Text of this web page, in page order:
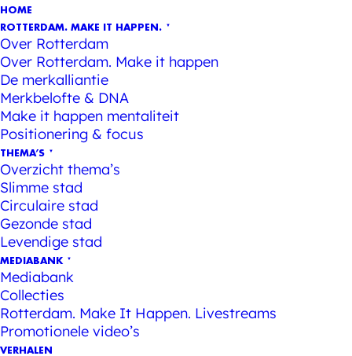
HOME
ROTTERDAM. MAKE IT HAPPEN.
Over Rotterdam
Over Rotterdam. Make it happen
De merkalliantie
Merkbelofte & DNA
Make it happen mentaliteit
Positionering & focus
THEMA’S
Overzicht thema’s
Slimme stad
Circulaire stad
Gezonde stad
Levendige stad
MEDIABANK
Mediabank
Collecties
Rotterdam. Make It Happen. Livestreams
Promotionele video’s
VERHALEN